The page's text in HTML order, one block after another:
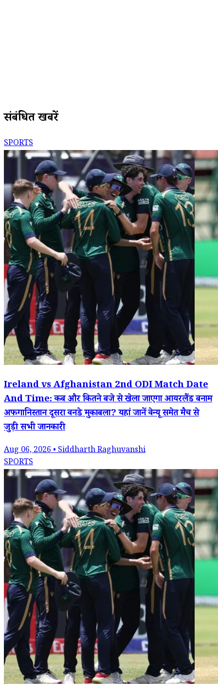
संबंधित खबरें
SPORTS
Ireland vs Afghanistan 2nd ODI Match Date
And Time: कब और कितने बजे से खेला जाएगा आयरलैंड बनाम
अफगानिस्तान दूसरा वनडे मुकाबला? यहां जानें वेन्यू समेत मैच से
जुड़ी सभी जानकारी
Aug 06, 2026 • Siddharth Raghuvanshi
SPORTS